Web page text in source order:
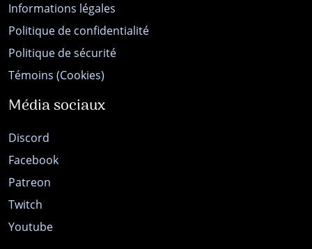
Informations légales
Politique de confidentialité
Politique de sécurité
Témoins (Cookies)
Média sociaux
Discord
Facebook
Patreon
Twitch
Youtube